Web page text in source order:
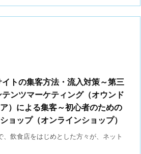
トの集客方法・流入対策～第三
テンツマーケティング（オウンド
）による集客～初心者のための
ョップ（オンラインショップ）
飲食店をはじめとした方々が、ネット